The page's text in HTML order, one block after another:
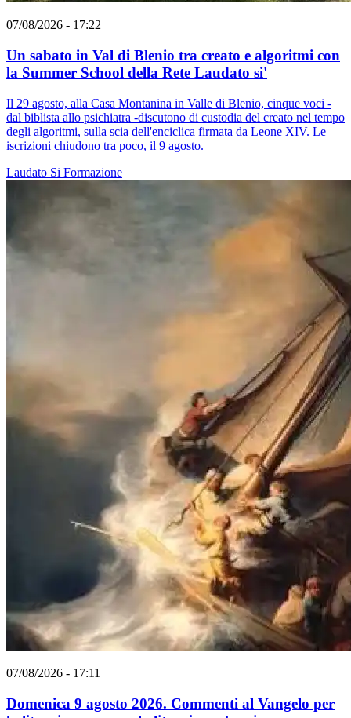
07/08/2026 - 17:22
Un sabato in Val di Blenio tra creato e algoritmi con
la Summer School della Rete Laudato si'
Il 29 agosto, alla Casa Montanina in Valle di Blenio, cinque voci -
dal biblista allo psichiatra -discutono di custodia del creato nel tempo
degli algoritmi, sulla scia dell'enciclica firmata da Leone XIV. Le
iscrizioni chiudono tra poco, il 9 agosto.
Laudato Si Formazione
07/08/2026 - 17:11
Domenica 9 agosto 2026. Commenti al Vangelo per